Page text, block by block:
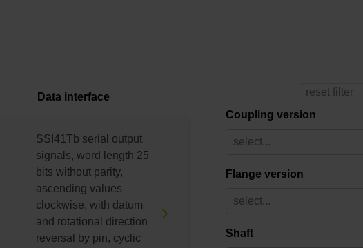
reset filter
Coupling version
select...
Flange version
select...
Shaft
Data interface
SSI41Tb serial output
signals, word length 25
bits without parity,
ascending values
clockwise, with datum
and rotational direction
reversal by pin, cyclic